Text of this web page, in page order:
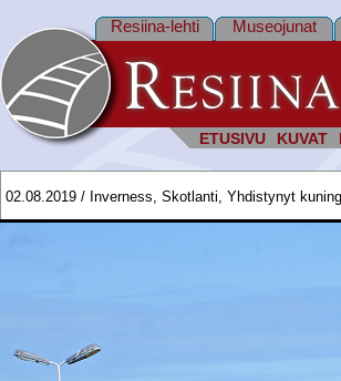
ETUSIVU KUVAT
Resiina-lehti Museojunat
02.08.2019 / Inverness, Skotlanti, Yhdistynyt